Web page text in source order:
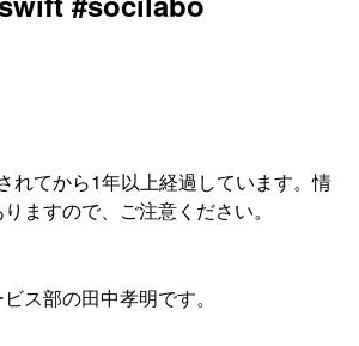
れてから1年以上経過しています。情
ますので、ご注意ください。
ス部の田中孝明です。